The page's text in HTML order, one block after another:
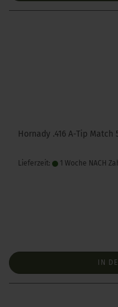
Hornady .416 A-Tip Match
Lieferzeit: 1 Woche NACH
IN